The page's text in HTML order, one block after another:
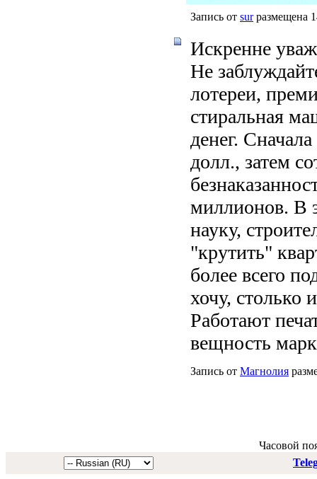
Запись от surразмещена
Искренне
Не
лотереи,
стиральная
денег.
долл., затем
миллионов. В
науку,
"крутить"
более всего
хочу, столько
Работают
вещность
Запись от Магнолия
Часовой